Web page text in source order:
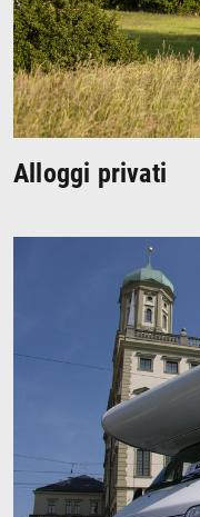
Alloggi privati